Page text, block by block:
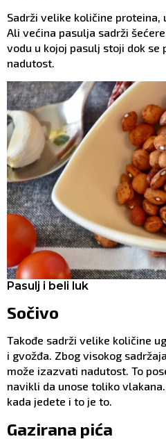
Sadrži velike količine proteina,
Ali većina pasulja sadrži
vodu u kojoj pasulj stoji dok se
nadutost.
Pasulj i beli luk
Sočivo
Takođe sadrži velike količine
i gvožđa. Zbog visokog
može izazvati nadutost. To
navikli da unose toliko
kada jedete i to je to.
Gazirana pića